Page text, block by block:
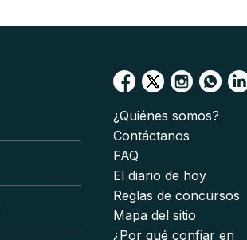
¿Quiénes somos?
Contáctanos
FAQ
El diario de hoy
Reglas de concursos
Mapa del sitio
¿Por qué confiar en